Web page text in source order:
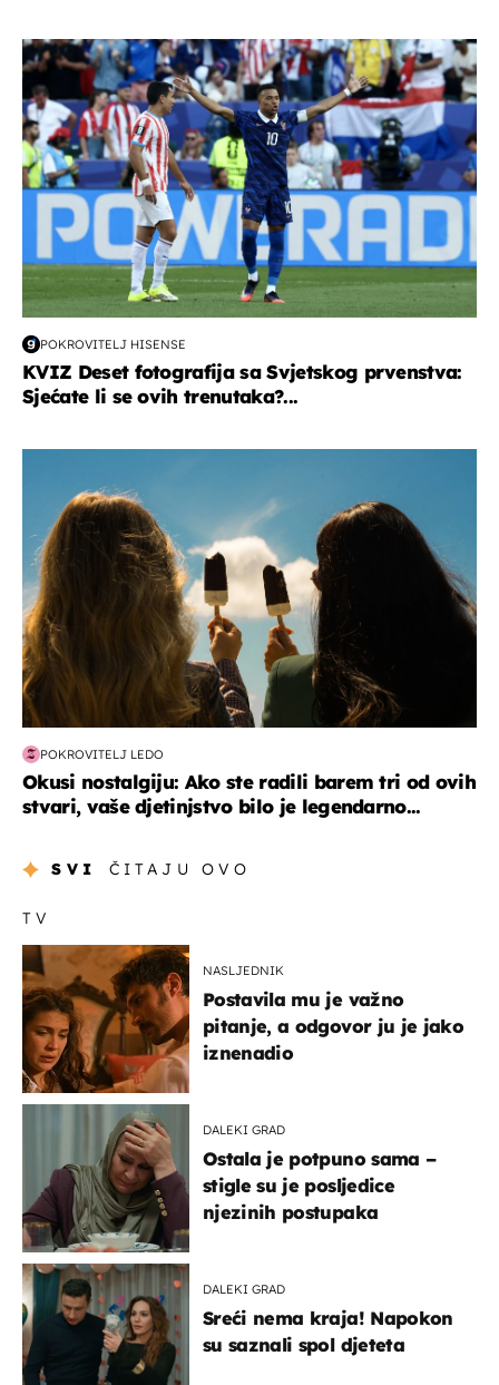
svjetsko prvenstvo 2026
POKROVITELJ HISENSE
KVIZ Deset fotografija sa Svjetskog prvenstva:
Sjećate li se ovih trenutaka?...
POKROVITELJ LEDO
Okusi nostalgiju: Ako ste radili barem tri od ovih
stvari, vaše djetinjstvo bilo je legendarno...
SVI ČITAJU OVO
TV
NASLJEDNIK
Postavila mu je važno
pitanje, a odgovor ju je jako
iznenadio
DALEKI GRAD
Ostala je potpuno sama –
stigle su je posljedice
njezinih postupaka
DALEKI GRAD
Sreći nema kraja! Napokon
su saznali spol djeteta